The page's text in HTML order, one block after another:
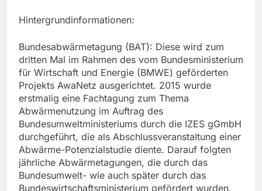
Hintergrundinformationen:
Bundesabwärmetagung (BAT): Diese wird zum
dritten Mal im Rahmen des vom Bundesministerium
für Wirtschaft und Energie (BMWE) geförderten
Projekts AwaNetz ausgerichtet. 2015 wurde
erstmalig eine Fachtagung zum Thema
Abwärmenutzung im Auftrag des
Bundesumweltministeriums durch die IZES gGmbH
durchgeführt, die als Abschlussveranstaltung einer
Abwärme-Potenzialstudie diente. Darauf folgten
jährliche Abwärmetagungen, die durch das
Bundesumwelt- wie auch später durch das
Bundeswirtschaftsministerium gefördert wurden.